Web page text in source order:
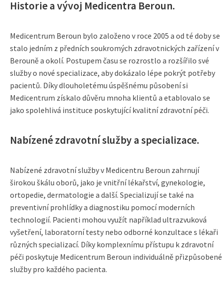
Historie a vývoj Medicentra Beroun.
Medicentrum Beroun bylo založeno v roce 2005 a od té doby se
stalo jedním z předních soukromých zdravotnických zařízení v
Berouně a okolí. Postupem času se rozrostlo a rozšířilo své
služby o nové specializace, aby dokázalo lépe pokrýt potřeby
pacientů. Díky dlouholetému úspěšnému působení si
Medicentrum získalo důvěru mnoha klientů a etablovalo se
jako spolehlivá instituce poskytující kvalitní zdravotní péči.
Nabízené zdravotní služby a specializace.
Nabízené zdravotní služby v Medicentru Beroun zahrnují
širokou škálu oborů, jako je vnitřní lékařství, gynekologie,
ortopedie, dermatologie a další. Specializují se také na
preventivní prohlídky a diagnostiku pomocí moderních
technologií. Pacienti mohou využít například ultrazvuková
vyšetření, laboratorní testy nebo odborné konzultace s lékaři
různých specializací. Díky komplexnímu přístupu k zdravotní
péči poskytuje Medicentrum Beroun individuálně přizpůsobené
služby pro každého pacienta.